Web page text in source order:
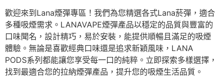
歡迎來到Lana煙彈專區！我們為您精選各式Lana菸彈，適合
多種吸煙需求。LANAVAPE煙彈產品以穩定的品質與豐富的
口味聞名，設計精巧，易於安裝，能提供順暢且滿足的吸煙
體驗。無論是喜歡經典口味還是追求新穎風味，LANA
PODS系列都能讓您享受每一口的純粹。立即探索多樣選擇，
找到最適合您的拉納煙彈產品，提升您的吸煙生活品質。